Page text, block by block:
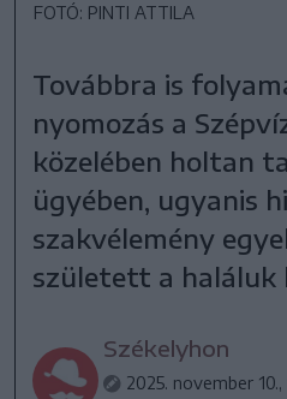
FOTÓ: PINTI ATTILA
Továbbra is
nyomozás a
közelében holtan
ügyében, ugyanis
szakvélemény
született a haláluk
Székelyhon
2025. november 10.,